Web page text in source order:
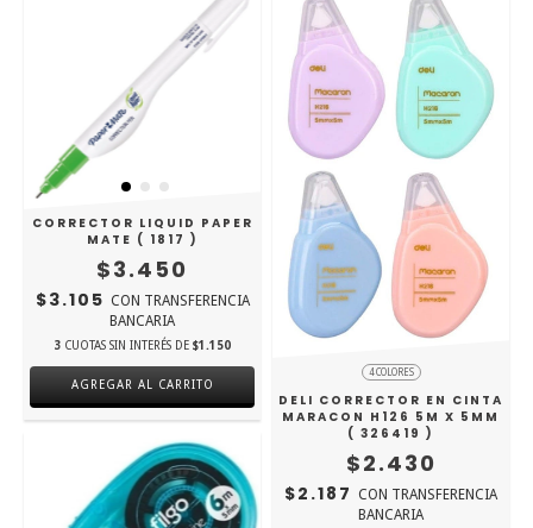
CORRECTOR LIQUID PAPER
MATE ( 1817 )
$3.450
$3.105 CON TRANSFERENCIA
BANCARIA
3 CUOTAS SIN INTERÉS DE $1.150
4 COLORES
DELI CORRECTOR EN CINTA
MARACON H126 5M X 5MM
( 326419 )
$2.430
$2.187 CON TRANSFERENCIA
BANCARIA